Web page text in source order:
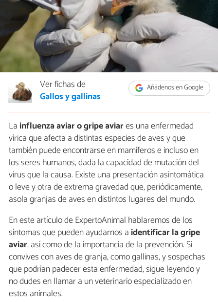
Añádenos en Google
Ver fichas de
Gallos y gallinas
La influenza aviar o gripe aviares una enfermedad
vírica que afecta a distintas especies de aves y que
también puede encontrarse en mamíferos e incluso en
los seres humanos, dada la capacidad de mutación del
virus que la causa. Existe una presentación asintomática
o leve y otra de extrema gravedad que, periódicamente,
asola granjas de aves en distintos lugares del mundo.
En este artículo de ExpertoAnimal hablaremos de los
síntomas que pueden ayudarnos a identificar la gripe
aviar, así como de la importancia de la prevención. Si
convives con aves de granja, como gallinas, y sospechas
que podrían padecer esta enfermedad, sigue leyendo y
no dudes en llamar a un veterinario especializado en
estos animales.